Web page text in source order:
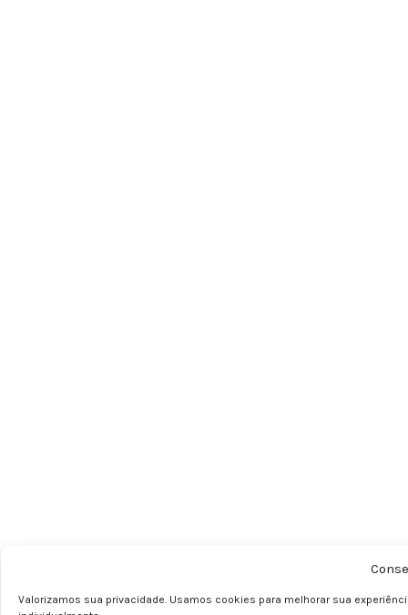
Valorizamos sua privacidade. Usamos cookies para melhorar sua